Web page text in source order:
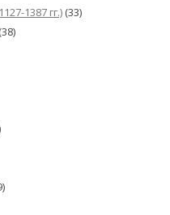
1387 гг.) (33)
(38)